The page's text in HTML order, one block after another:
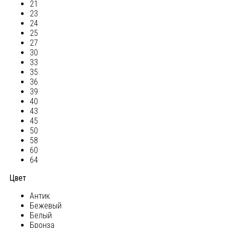
21
23
24
25
27
30
33
35
36
39
40
43
45
50
58
60
64
Цвет
Антик
Бежевый
Белый
Бронза